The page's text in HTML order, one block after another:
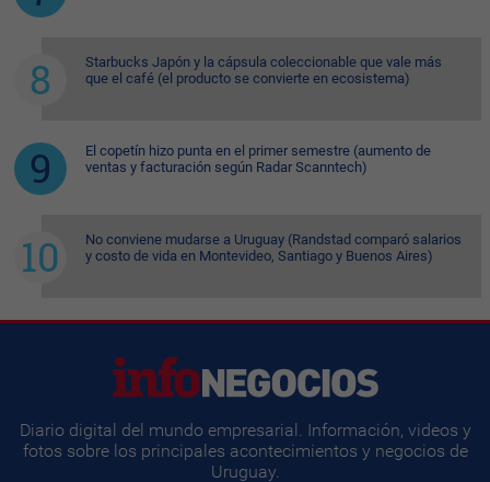
Starbucks Japón y la cápsula coleccionable que vale más
que el café (el producto se convierte en ecosistema)
El copetín hizo punta en el primer semestre (aumento de
ventas y facturación según Radar Scanntech)
No conviene mudarse a Uruguay (Randstad comparó salarios
y costo de vida en Montevideo, Santiago y Buenos Aires)
Diario digital del mundo empresarial. Información, videos y
fotos sobre los principales acontecimientos y negocios de
Uruguay.